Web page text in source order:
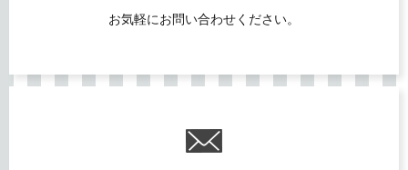
お気軽にお問い合わせください。